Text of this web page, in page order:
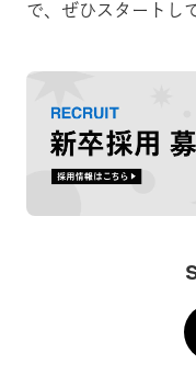
で、ぜひスタートし